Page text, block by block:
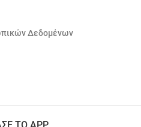
Δεδομένων
ΤΟ APP